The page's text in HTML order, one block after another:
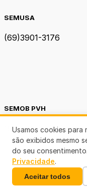
SEMUSA
(69)3901-3176
SEMOB PVH
(69) 3901-3167
Usamos cookies para
são exibidos mesmo
do seu
Privacidade.
Aceitar todos